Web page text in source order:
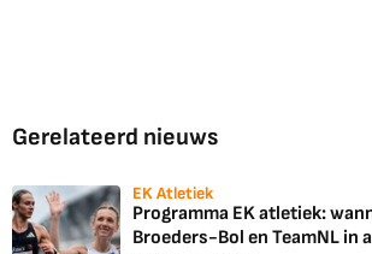
Gerelateerd nieuws
EK Atletiek
Programma EK atletiek:
Broeders-Bol en TeamNL in